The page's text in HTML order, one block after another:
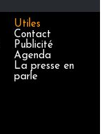
Utiles
Contact
Publicité
Agenda
La presse en
parle